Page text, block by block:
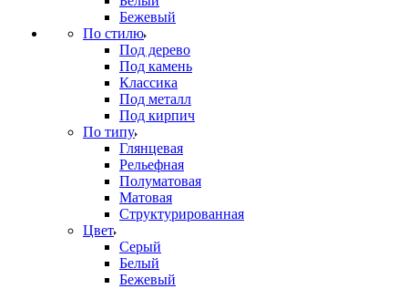
Бежевый
По стилю
Под дерево
Под камень
Классика
Под металл
Под кирпич
По типу
Глянцевая
Рельефная
Полуматовая
Матовая
Структурированная
Цвет
Серый
Белый
Бежевый